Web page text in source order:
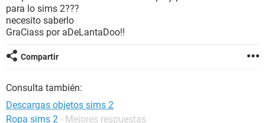
para lo sims 2???
necesito saberlo
GraCiass por aDeLantaDoo!!
Compartir
Consulta también:
Descargas objetos sims 2
Ropa sims 2 - Mejores respuestas